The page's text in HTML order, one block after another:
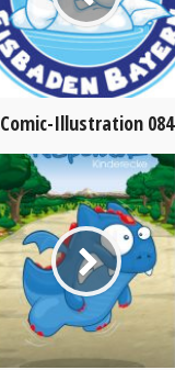
Comic-Illustration 084